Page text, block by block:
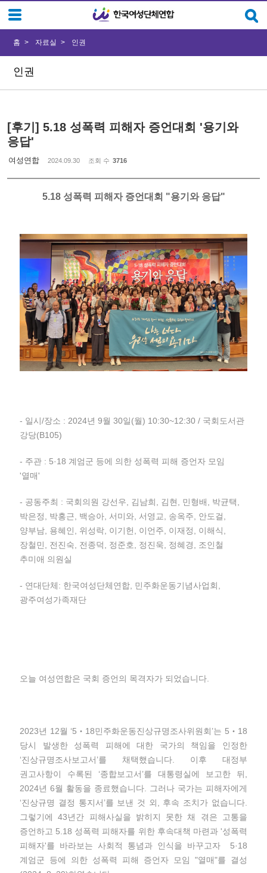
인권
홈 자료실 인권
[후기] 5.18 성폭력 피해자 증언대회 '용기와
응답'
여성연합 2024.09.30 조회 수 3716
5.18 성폭력 피해자 증언대회 "용기와 응답"
- 일시/장소 : 2024년 9월 30일(월) 10:30~12:30 / 국회도서관
강당(B105)
- 주관 : 5·18 계엄군 등에 의한 성폭력 피해 증언자 모임
'열매'
- 공동주최 : 국회의원 강선우, 김남희, 김현, 민형배, 박균택,
박은정, 박홍근, 백승아, 서미와, 서영교, 송옥주, 안도걸,
양부남, 용혜인, 위성락, 이기헌, 이언주, 이재정, 이해식,
장철민, 전진숙, 전종덕, 정준호, 정진욱, 정혜경, 조인철
추미애 의원실
- 연대단체: 한국여성단체연합, 민주화운동기념사업회,
광주여성가족재단
오늘 여성연합은 국회 증언의 목격자가 되었습니다.
2023년 12월 ‘5‧18민주화운동진상규명조사위원회’는 5‧18
당시 발생한 성폭력 피해에 대한 국가의 책임을 인정한
‘진상규명조사보고서’를 채택했습니다. 이후 대정부
권고사항이 수록된 ‘종합보고서’를 대통령실에 보고한 뒤,
2024년 6월 활동을 종료했습니다. 그러나 국가는 피해자에게
‘진상규명 결정 통지서’를 보낸 것 외, 후속 조치가 없습니다.
그렇기에 43년간 피해사실을 밝히지 못한 채 겪은 고통을
증언하고 5.18 성폭력 피해자를 위한 후속대책 마련과 '성폭력
피해자'를 바라보는 사회적 통념과 인식을 바꾸고자 5·18
계엄군 등에 의한 성폭력 피해 증언자 모임 "열매"를 결성